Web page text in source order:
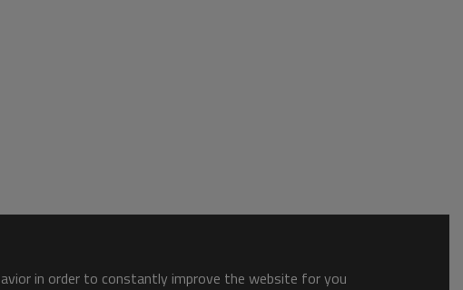
in order to constantly improve the website for you.